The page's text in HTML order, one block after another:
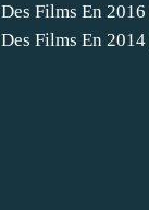
Des Films En 2016
Des Films En 2014